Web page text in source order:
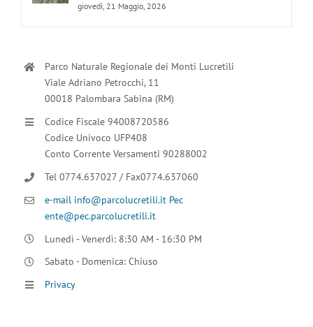
giovedì, 21 Maggio, 2026
Parco Naturale Regionale dei Monti Lucretili
Viale Adriano Petrocchi, 11
00018 Palombara Sabina (RM)
Codice Fiscale 94008720586
Codice Univoco UFP408
Conto Corrente Versamenti 90288002
Tel 0774.637027 / Fax0774.637060
e-mail info@parcolucretili.it Pec
ente@pec.parcolucretili.it
Lunedì - Venerdì: 8:30 AM - 16:30 PM
Sabato - Domenica: Chiuso
Privacy